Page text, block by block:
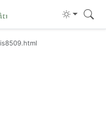
is8509.html